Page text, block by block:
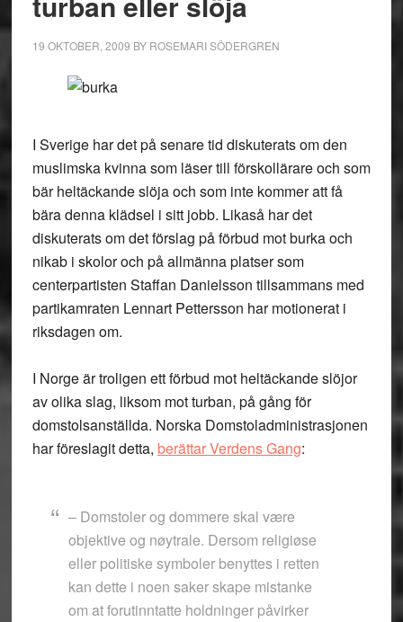
19 OKTOBER, 2009 BY ROSEMARI SÖDERGREN
I Sverige har det på senare tid diskuterats om den
muslimska kvinna som läser till förskollärare och som
bär heltäckande slöja och som inte kommer att få
bära denna klädsel i sitt jobb. Likaså har det
diskuterats om det förslag på förbud mot burka och
nikab i skolor och på allmänna platser som
centerpartisten Staffan Danielsson tillsammans med
partikamraten Lennart Pettersson har motionerat i
riksdagen om.
I Norge är troligen ett förbud mot heltäckande slöjor
av olika slag, liksom mot turban, på gång för
domstolsanställda. Norska Domstoladministrasjonen
har föreslagit detta, berättar Verdens Gang:
– Domstoler og dommere skal være
objektive og nøytrale. Dersom religiøse
eller politiske symboler benyttes i retten
kan dette i noen saker skape mistanke
om at forutinntatte holdninger påvirker